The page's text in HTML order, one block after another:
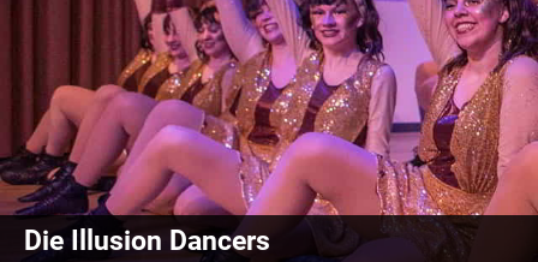
Die Illusion Dancers